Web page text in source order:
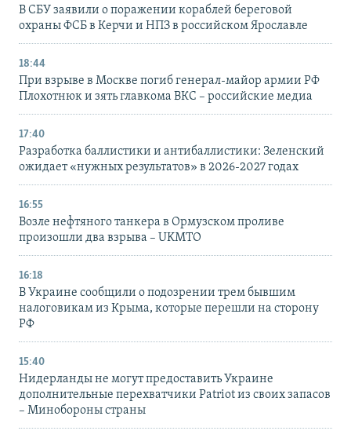
В СБУ заявили о поражении кораблей береговой
охраны ФСБ в Керчи и НПЗ в российском Ярославле
18:44
При взрыве в Москве погиб генерал-майор армии РФ
Плохотнюк и зять главкома ВКС – российские медиа
17:40
Разработка баллистики и антибаллистики: Зеленский
ожидает «нужных результатов» в 2026-2027 годах
16:55
Возле нефтяного танкера в Ормузском проливе
произошли два взрыва – UKMTO
16:18
В Украине сообщили о подозрении трем бывшим
налоговикам из Крыма, которые перешли на сторону
РФ
15:40
Нидерланды не могут предоставить Украине
дополнительные перехватчики Patriot из своих запасов
– Минобороны страны